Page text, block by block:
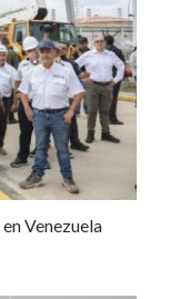
Venezuela